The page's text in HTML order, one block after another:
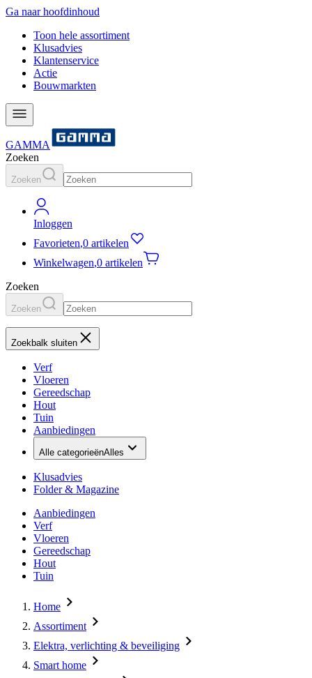
Ga naar hoofdinhoud
Toon hele assortiment
Klusadvies
Klantenservice
Actie
Bouwmarkten
GAMMA
Zoeken
Zoeken
Inloggen
Favorieten,0 artikelen
Winkelwagen,0 artikelen
Zoeken
Zoeken
Zoekbalk sluiten
Verf
Vloeren
Gereedschap
Hout
Tuin
Aanbiedingen
Alle categorieënAlles
Klusadvies
Folder & Magazine
Aanbiedingen
Verf
Vloeren
Gereedschap
Hout
Tuin
Home
Assortiment
Elektra, verlichting & beveiliging
Smart home